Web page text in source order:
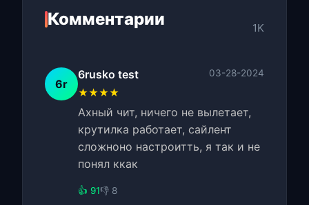
Комментарии 1K
6r
6rusko test 03-28-2024
★★★★
Ахный чит, ничего не вылетает,
крутилка работает, сайлент
сложноно настроитть, я так и не
понял ккак
👍 91👎 8